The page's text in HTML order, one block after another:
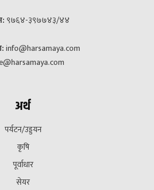
९७६४-३९७७४३/४४
info@harsamaya.com
अर्थ
पर्यटन/उड्डयन
कृषि
पूर्वाधार
सेयर